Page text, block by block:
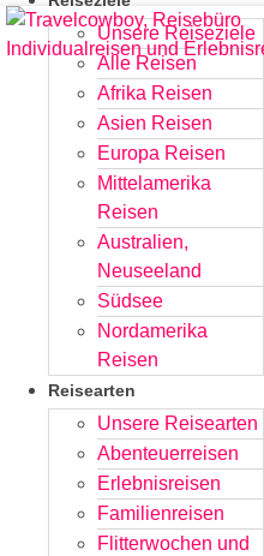
Zum
Inhalt
Unsere Reiseziele
Alle Reisen
Afrika Reisen
Asien Reisen
Europa Reisen
Mittelamerika
Reisen
Australien,
Neuseeland
Südsee
Nordamerika
Reisen
Reisearten
Unsere Reisearten
Abenteuerreisen
Erlebnisreisen
Familienreisen
Flitterwochen und